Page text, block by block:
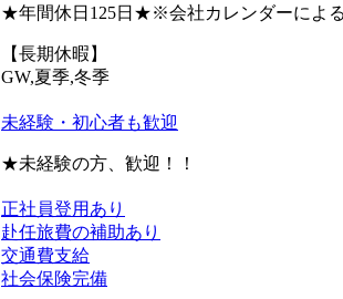
★年間休日125日★※会社カレンダーによる
【長期休暇】
GW,夏季,冬季
未経験・初心者も歓迎
★未経験の方、歓迎！！
正社員登用あり
赴任旅費の補助あり
交通費支給
社会保険完備